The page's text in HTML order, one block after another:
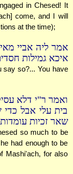
in Chesed! It
come, and I will
at the time);
אמר ליה אביי
איכא גמילות
say so?... You have
ואמר ר"י דלא
בית עלי אבל
שאר זכיות
so much to be
had enough to be
Mashi'ach, for also